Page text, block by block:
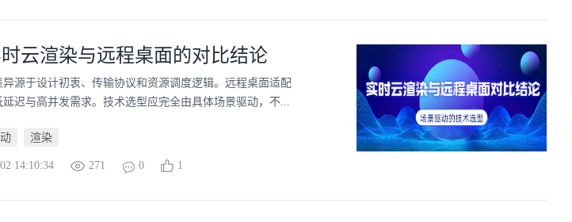
云渲染与远程桌面的对比结论
源于设计初衷、传输协议和资源调度逻辑。远程桌面适配
迟与高并发需求。技术选型应完全由具体场景驱动，不...
渲染
14:10:34 271 0 1